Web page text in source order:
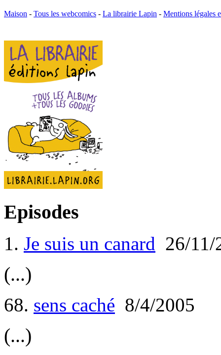
Maison - Tous les webcomics - La librairie Lapin - Mentions légales
Episodes
1. Je suis un canard 26/11/
(...)
68. sens caché 8/4/2005
(...)